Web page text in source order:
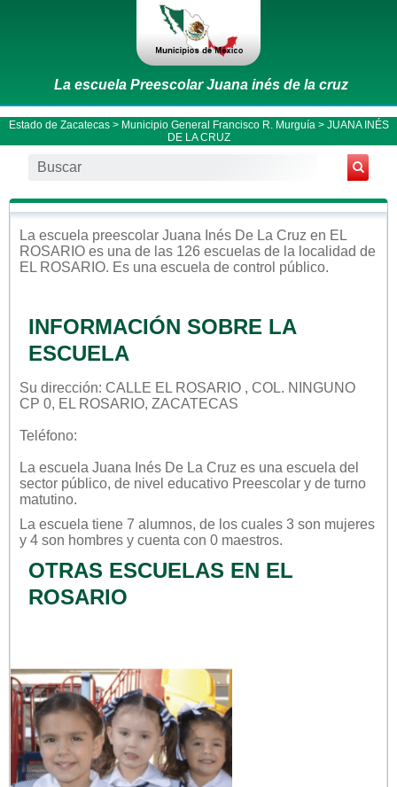
La escuela Preescolar Juana inés de la cruz
Estado de Zacatecas> Municipio General Francisco R. Murguía > JUANA INÉS
DE LA CRUZ
La escuela preescolar Juana Inés De La Cruz en EL
ROSARIO es una de las 126 escuelas de la localidad de
EL ROSARIO. Es una escuela de control público.
INFORMACIÓN SOBRE LA
ESCUELA
Su dirección: CALLE EL ROSARIO , COL. NINGUNO
CP 0, EL ROSARIO, ZACATECAS
Teléfono:
La escuela Juana Inés De La Cruz es una escuela del
sector público, de nivel educativo Preescolar y de turno
matutino.
La escuela tiene 7 alumnos, de los cuales 3 son mujeres
y 4 son hombres y cuenta con 0 maestros.
OTRAS ESCUELAS EN EL
ROSARIO